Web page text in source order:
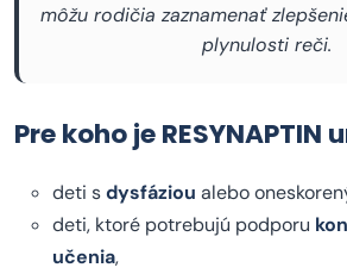
môžu rodičia zaznamenať
plynulosti reči.
Pre koho je RESYNAPTIN
deti sdysfáziou alebo
deti, ktoré potrebujú podporu
učenia,